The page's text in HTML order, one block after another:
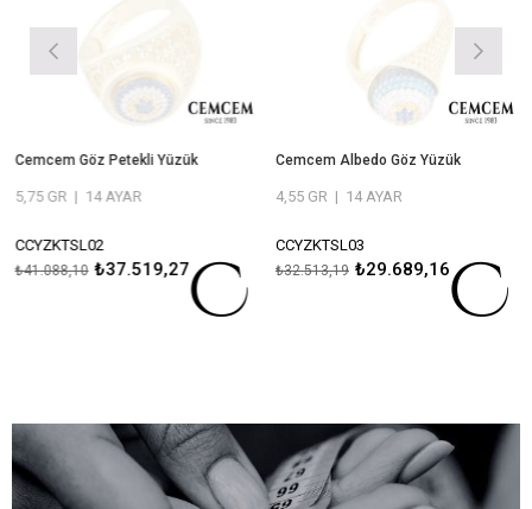
Cemcem Göz Petekli Yüzük
5,75 GR| 14 AYAR
CCYZKTSL02
₺37.519,27
₺41.088,10
Cemcem Albedo Göz Yüzük
4,55 GR| 14 AYAR
CCYZKTSL03
₺29.689,16
₺32.513,19